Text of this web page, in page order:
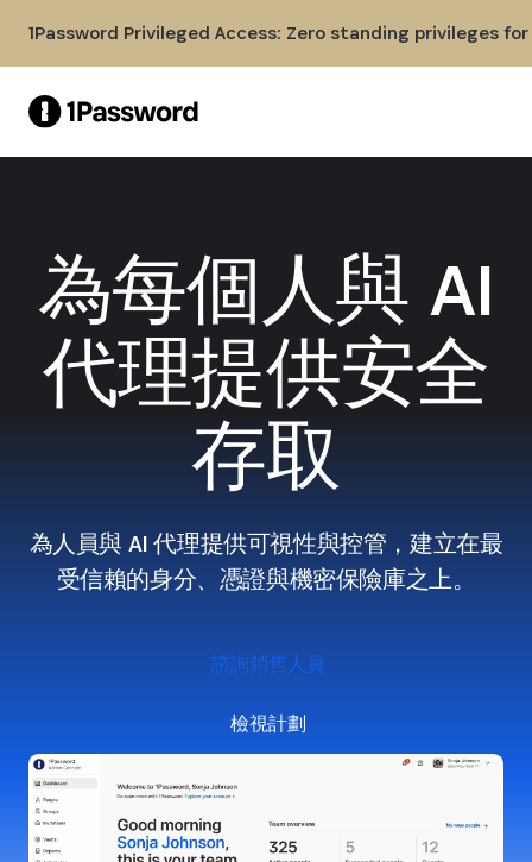
1Password Privileged Access: Zero standing privileges
為每個人與 AI
代理提供安全
存取
為人員與 AI 代理提供可視性與控管，建立在最
受信賴的身分、憑證與機密保險庫之上。
諮詢銷售人員
檢視計劃